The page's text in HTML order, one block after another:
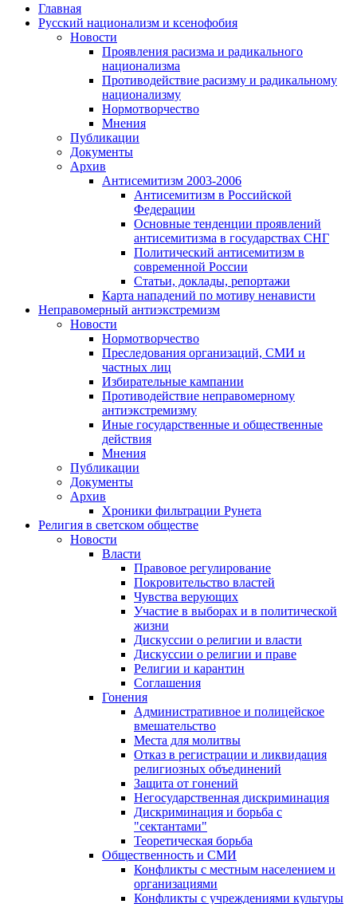
Главная
Русский национализм и ксенофобия
Новости
Проявления расизма и радикального
национализма
Противодействие расизму и радикальному
национализму
Нормотворчество
Мнения
Публикации
Документы
Архив
Антисемитизм 2003-2006
Антисемитизм в Российской
Федерации
Основные тенденции проявлений
антисемитизма в государствах СНГ
Политический антисемитизм в
современной России
Статьи, доклады, репортажи
Карта нападений по мотиву ненависти
Неправомерный антиэкстремизм
Новости
Нормотворчество
Преследования организаций, СМИ и
частных лиц
Избирательные кампании
Противодействие неправомерному
антиэкстремизму
Иные государственные и общественные
действия
Мнения
Публикации
Документы
Архив
Хроники фильтрации Рунета
Религия в светском обществе
Новости
Власти
Правовое регулирование
Покровительство властей
Чувства верующих
Участие в выборах и в политической
жизни
Дискуссии о религии и власти
Дискуссии о религии и праве
Религии и карантин
Соглашения
Гонения
Административное и полицейское
вмешательство
Места для молитвы
Отказ в регистрации и ликвидация
религиозных объединений
Защита от гонений
Негосударственная дискриминация
Дискриминация и борьба с
"сектантами"
Теоретическая борьба
Общественность и СМИ
Конфликты с местным населением и
организациями
Конфликты с учреждениями культуры